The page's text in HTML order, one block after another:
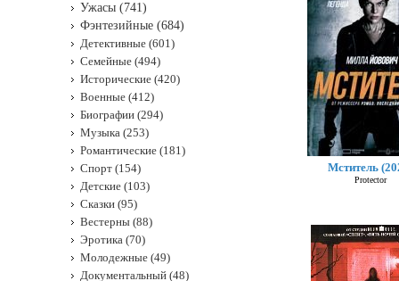
Мститель
Protector
Ужасы (741)
Фэнтезийные (684)
Детективные (601)
Семейные (494)
Исторические (420)
Военные (412)
Биографии (294)
Музыка (253)
Романтические (181)
Спорт (154)
Детские (103)
Сказки (95)
Вестерны (88)
Эротика (70)
Молодежные (49)
Документальный (48)